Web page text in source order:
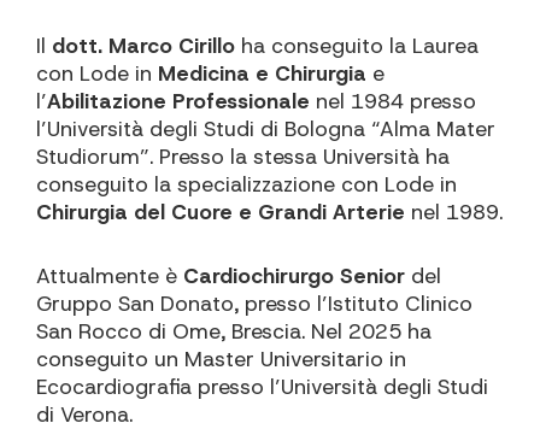
Il dott. Marco Cirillo ha conseguito la Laurea
con Lode in Medicina e Chirurgia e
l’Abilitazione Professionale nel 1984 presso
l’Università degli Studi di Bologna “Alma Mater
Studiorum”. Presso la stessa Università ha
conseguito la specializzazione con Lode in
Chirurgia del Cuore e Grandi Arterie nel 1989.
Attualmente è Cardiochirurgo Senior del
Gruppo San Donato, presso l’Istituto Clinico
San Rocco di Ome, Brescia. Nel 2025 ha
conseguito un Master Universitario in
Ecocardiografia presso l’Università degli Studi
di Verona.